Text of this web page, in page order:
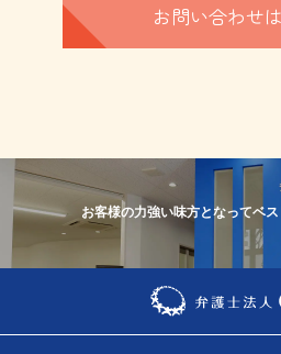
お問い合わせ
お客様の力強い味方となってベ